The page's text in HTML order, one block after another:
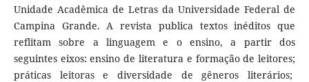
Unidade Acadêmica de Letras da Universidade Federal de
Campina Grande. A revista publica textos inéditos que
reflitam sobre a linguagem e o ensino, a partir dos
seguintes eixos: ensino de literatura e formação de leitores;
práticas leitoras e diversidade de gêneros literários;